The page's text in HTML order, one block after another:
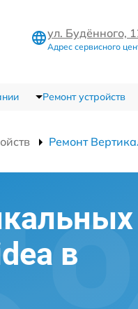
ул. Будённого,
Адрес сервисного
Ремонт устройств
Ремонт
в